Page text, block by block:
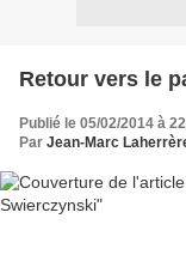
Retour vers le
Publié le 05/02/2014 à
Par Jean-Marc